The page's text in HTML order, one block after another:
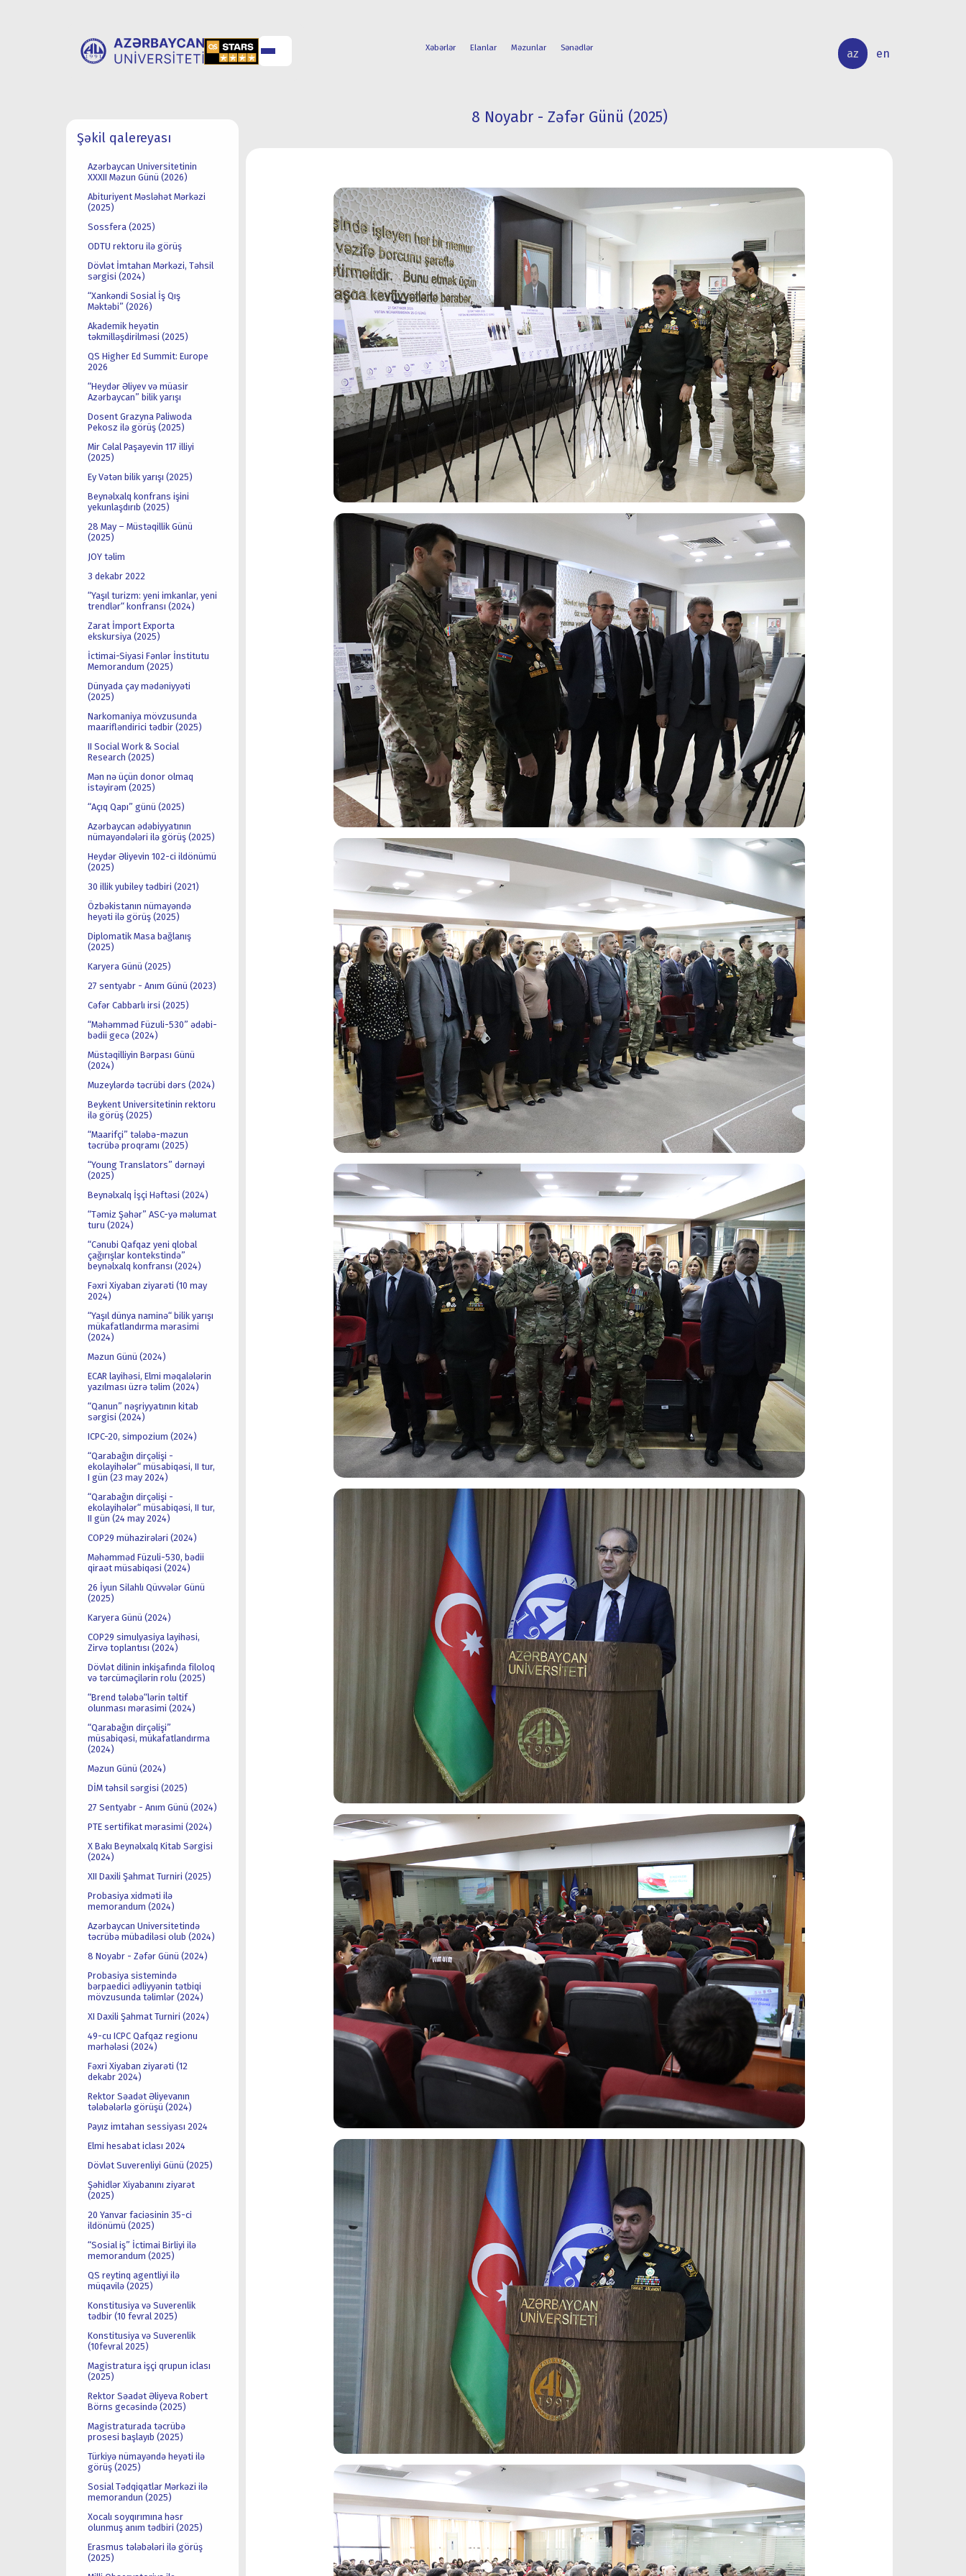
Xəbərlər Elanlar Məzunlar Sənədlər az en
UNİVERSİTET
HAQQINDA
Şəkil qalereyası
Azərbaycan Universitetinin
XXXII Məzun Günü (2026)
Abituriyent Məsləhət Mərkəzi
(2025)
Sossfera (2025)
ODTU rektoru ilə görüş
Dövlət İmtahan Mərkəzi, Təhsil
sərgisi (2024)
“Xankəndi Sosial İş Qış
Məktəbi” (2026)
Akademik heyətin
təkmilləşdirilməsi (2025)
QS Higher Ed Summit: Europe
2026
“Heydər Əliyev və müasir
Azərbaycan” bilik yarışı
Dosent Grazyna Paliwoda
Pekosz ilə görüş (2025)
Mir Cəlal Paşayevin 117 illiyi
(2025)
Ey Vətən bilik yarışı (2025)
Beynəlxalq konfrans işini
yekunlaşdırıb (2025)
28 May – Müstəqillik Günü
(2025)
JOY təlim
3 dekabr 2022
“Yaşıl turizm: yeni imkanlar, yeni
trendlər“ konfransı (2024)
Zarat İmport Exporta
ekskursiya (2025)
İctimai-Siyasi Fənlər İnstitutu
Memorandum (2025)
Dünyada çay mədəniyyəti
(2025)
Narkomaniya mövzusunda
maarifləndirici tədbir (2025)
II Social Work & Social
Research (2025)
Mən nə üçün donor olmaq
istəyirəm (2025)
“Açıq Qapı” günü (2025)
Azərbaycan ədəbiyyatının
nümayəndələri ilə görüş (2025)
Heydər Əliyevin 102-ci ildönümü
(2025)
30 illik yubiley tədbiri (2021)
Özbəkistanın nümayəndə
heyəti ilə görüş (2025)
Diplomatik Masa bağlanış
(2025)
Karyera Günü (2025)
27 sentyabr - Anım Günü (2023)
Cəfər Cabbarlı irsi (2025)
“Məhəmməd Füzuli-530” ədəbi-
bədii gecə (2024)
Müstəqilliyin Bərpası Günü
(2024)
Muzeylərdə təcrübi dərs (2024)
Beykent Universitetinin rektoru
ilə görüş (2025)
“Maarifçi” tələbə-məzun
təcrübə proqramı (2025)
“Young Translators” dərnəyi
(2025)
Beynəlxalq İşçi Həftəsi (2024)
“Təmiz Şəhər” ASC-yə məlumat
turu (2024)
“Cənubi Qafqaz yeni qlobal
çağırışlar kontekstində”
beynəlxalq konfransı (2024)
Fəxri Xiyaban ziyarəti (10 may
2024)
“Yaşıl dünya naminə“ bilik yarışı
mükafatlandırma mərasimi
(2024)
Məzun Günü (2024)
ECAR layihəsi, Elmi məqalələrin
yazılması üzrə təlim (2024)
“Qanun” nəşriyyatının kitab
sərgisi (2024)
ICPC-20, simpozium (2024)
“Qarabağın dirçəlişi -
ekolayihələr“ müsabiqəsi, II tur,
I gün (23 may 2024)
“Qarabağın dirçəlişi -
ekolayihələr“ müsabiqəsi, II tur,
II gün (24 may 2024)
COP29 mühazirələri (2024)
Məhəmməd Füzuli-530, bədii
qiraət müsabiqəsi (2024)
26 İyun Silahlı Qüvvələr Günü
(2025)
Karyera Günü (2024)
COP29 simulyasiya layihəsi,
Zirvə toplantısı (2024)
Dövlət dilinin inkişafında filoloq
və tərcüməçilərin rolu (2025)
“Brend tələbə“lərin təltif
olunması mərasimi (2024)
“Qarabağın dirçəlişi”
müsabiqəsi, mükafatlandırma
(2024)
Məzun Günü (2024)
DİM təhsil sərgisi (2025)
27 Sentyabr - Anım Günü (2024)
PTE sertifikat mərasimi (2024)
X Bakı Beynəlxalq Kitab Sərgisi
(2024)
XII Daxili Şahmat Turniri (2025)
Probasiya xidməti ilə
memorandum (2024)
Azərbaycan Universitetində
təcrübə mübadiləsi olub (2024)
8 Noyabr - Zəfər Günü (2024)
Probasiya sistemində
bərpaedici ədliyyənin tətbiqi
mövzusunda təlimlər (2024)
XI Daxili Şahmat Turniri (2024)
49-cu ICPC Qafqaz regionu
mərhələsi (2024)
Fəxri Xiyaban ziyarəti (12
dekabr 2024)
Rektor Səadət Əliyevanın
tələbələrlə görüşü (2024)
Payız imtahan sessiyası 2024
Elmi hesabat iclası 2024
Dövlət Suverenliyi Günü (2025)
Şəhidlər Xiyabanını ziyarət
(2025)
20 Yanvar faciəsinin 35-ci
ildönümü (2025)
“Sosial iş” İctimai Birliyi ilə
memorandum (2025)
QS reytinq agentliyi ilə
müqavilə (2025)
Konstitusiya və Suverenlik
tədbir (10 fevral 2025)
Konstitusiya və Suverenlik
(10fevral 2025)
Magistratura işçi qrupun iclası
(2025)
Rektor Səadət Əliyeva Robert
Börns gecəsində (2025)
Magistraturada təcrübə
prosesi başlayıb (2025)
Türkiyə nümayəndə heyəti ilə
görüş (2025)
Sosial Tədqiqatlar Mərkəzi ilə
memorandun (2025)
Xocalı soyqırımına həsr
olunmuş anım tədbiri (2025)
Erasmus tələbələri ilə görüş
(2025)
8 Noyabr - Zəfər Günü (2025)